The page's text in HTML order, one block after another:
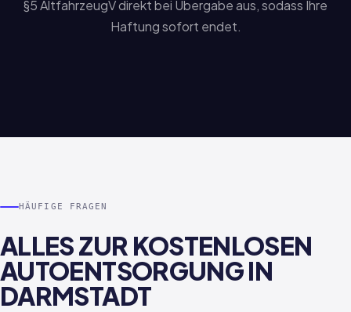
§5 AltfahrzeugV direkt bei Übergabe aus, sodass Ihre
Haftung sofort endet.
HÄUFIGE FRAGEN
ALLES ZUR KOSTENLOSEN
AUTOENTSORGUNG IN
DARMSTADT